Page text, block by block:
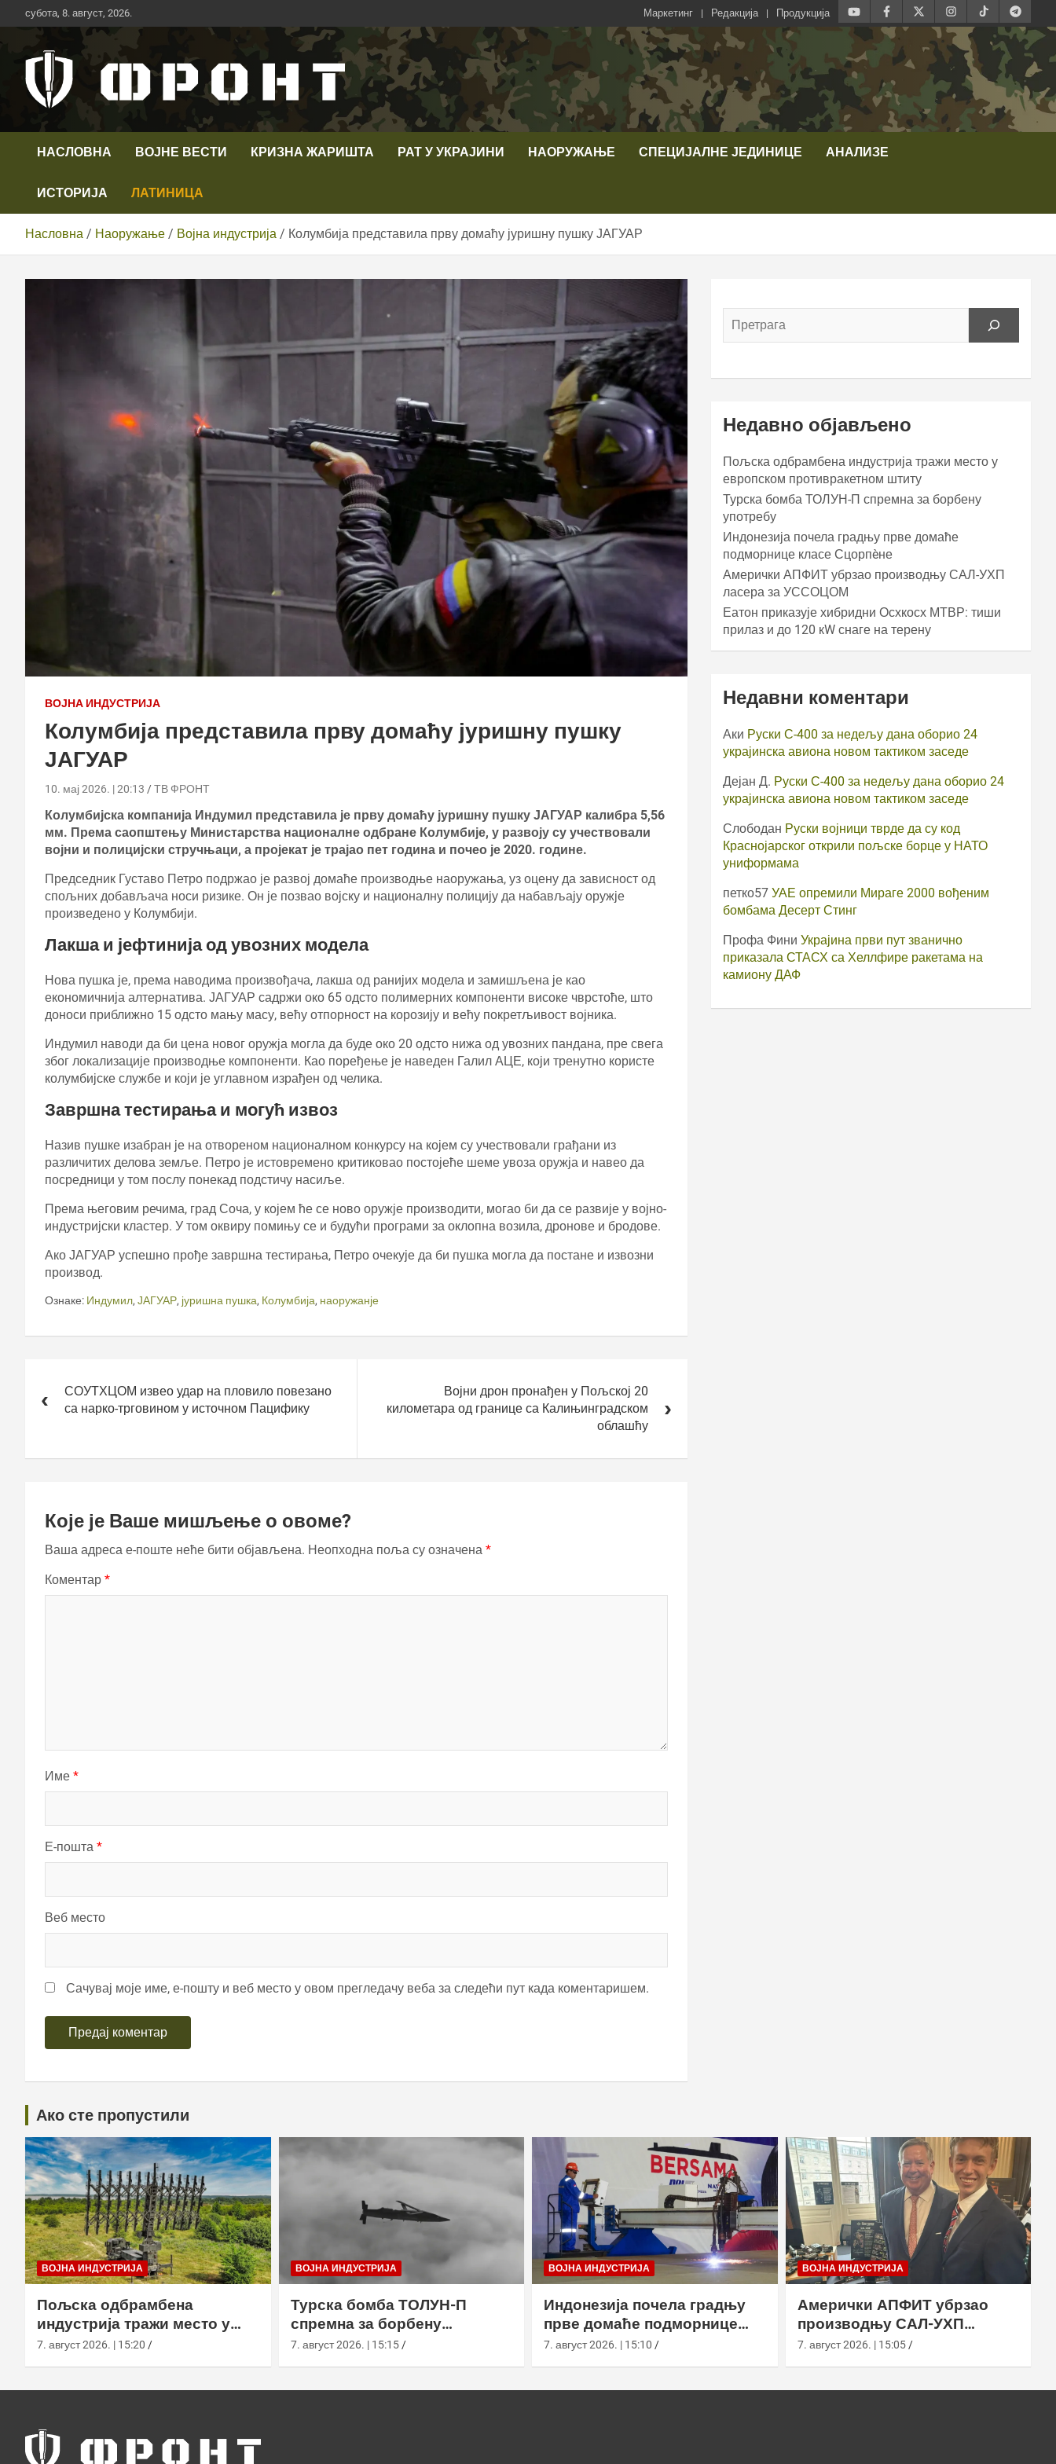
Скип
то
субота, 8. август, 2026. Маркетинг Редакција Продукција
Телевизија ФРОНТ
НАСЛОВНА ВОЈНЕ ВЕСТИ КРИЗНА ЖАРИШТА РАТ У УКРАЈИНИ НАОРУЖАЊЕ СПЕЦИЈАЛНЕ ЈЕДИНИЦЕ АНАЛИЗЕ
ИСТОРИЈА ЛАТИНИЦА
Насловна Наоружање Војна индустрија Колумбија представила прву домаћу јуришну пушку ЈАГУАР
ВОЈНА ИНДУСТРИЈА
Колумбија представила прву домаћу јуришну пушку
ЈАГУАР
10. мај 2026. | 20:13 ТВ ФРОНТ
Колумбијска компанија Индумил представила је прву домаћу јуришну пушку ЈАГУАР калибра 5,56
мм. Према саопштењу Министарства националне одбране Колумбије, у развоју су учествовали
војни и полицијски стручњаци, а пројекат је трајао пет година и почео је 2020. године.
Председник Густаво Петро подржао је развој домаће производње наоружања, уз оцену да зависност од
спољних добављача носи ризике. Он је позвао војску и националну полицију да набављају оружје
произведено у Колумбији.
Лакша и јефтинија од увозних модела
Нова пушка је, према наводима произвођача, лакша од ранијих модела и замишљена је као
економичнија алтернатива. ЈАГУАР садржи око 65 одсто полимерних компоненти високе чврстоће, што
доноси приближно 15 одсто мању масу, већу отпорност на корозију и већу покретљивост војника.
Индумил наводи да би цена новог оружја могла да буде око 20 одсто нижа од увозних пандана, пре свега
због локализације производње компоненти. Као поређење је наведен Галил АЦЕ, који тренутно користе
колумбијске службе и који је углавном израђен од челика.
Завршна тестирања и могућ извоз
Назив пушке изабран је на отвореном националном конкурсу на којем су учествовали грађани из
различитих делова земље. Петро је истовремено критиковао постојеће шеме увоза оружја и навео да
посредници у том послу понекад подстичу насиље.
Према његовим речима, град Соча, у којем ће се ново оружје производити, могао би да се развије у војно-
индустријски кластер. У том оквиру помињу се и будући програми за оклопна возила, дронове и бродове.
Ако ЈАГУАР успешно прође завршна тестирања, Петро очекује да би пушка могла да постане и извозни
производ.
Ознаке: Индумил, ЈАГУАР, јуришна пушка, Колумбија, наоружанје
чланкаСОУТХЦОМ извео удар на пловило повезано
са нарко-трговином у источном Пацифику
Војни дрон пронађен у Пољској 20
километара од границе са Калињинградском
облашћу
Које је Ваше мишљење о овоме?
Ваша адреса е-поште неће бити објављена. Неопходна поља су означена *
Коментар *
Име *
Е-пошта *
Веб место
Сачувај моје име, е-пошту и веб место у овом прегледачу веба за следећи пут када коментаришем.
Недавно објављено
Пољска одбрамбена индустрија тражи место у
европском противракетном штиту
Турска бомба ТОЛУН-П спремна за борбену
употребу
Индонезија почела градњу прве домаће
подморнице класе Сцорпèне
Амерички АПФИТ убрзао производњу САЛ-УХП
ласера за УССОЦОМ
Еатон приказује хибридни Осхкосх МТВР: тиши
прилаз и до 120 кW снаге на терену
Недавни коментари
Аки Руски С-400 за недељу дана оборио 24
украјинска авиона новом тактиком заседе
Дејан Д. Руски С-400 за недељу дана оборио 24
украјинска авиона новом тактиком заседе
Слободан Руски војници тврде да су код
Краснојарског открили пољске борце у НАТО
униформама
петко57 УАЕ опремили Мираге 2000 вођеним
бомбама Десерт Стинг
Профа Фини Украјина први пут званично
приказала СТАСХ са Хеллфире ракетама на
камиону ДАФ
Ако сте пропустили
ВОЈНА ИНДУСТРИЈА
Пољска одбрамбена
индустрија тражи место у
европском противракетном
7. август 2026. | 15:20
ВОЈНА ИНДУСТРИЈА
Турска бомба ТОЛУН-П
спремна за борбену
употребу
7. август 2026. | 15:15
ВОЈНА ИНДУСТРИЈА
Индонезија почела градњу
прве домаће подморнице
класе Сцорпèне
7. август 2026. | 15:10
ВОЈНА ИНДУСТРИЈА
Амерички АПФИТ убрзао
производњу САЛ-УХП
ласера за УССОЦОМ
7. август 2026. | 15:05